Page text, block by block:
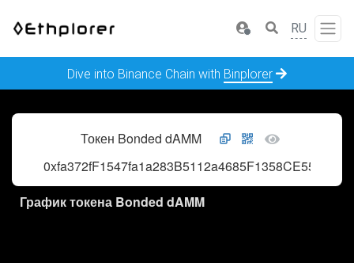
RU
Dive into Binance Chain with Binplorer
Токен Bonded dAMM
0xfa372fF1547fa1a283B5112a4685F1358CE5574d
График токена Bonded dAMM